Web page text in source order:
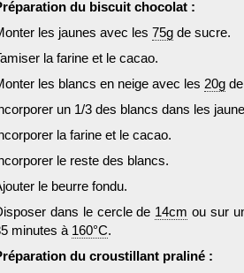
du biscuit chocolat :
les jaunes avec les 75g de sucre.
la farine et le cacao.
les blancs en neige avec les 20g
un 1/3 des blancs dans les
la farine et le cacao.
le reste des blancs.
le beurre fondu.
dans le cercle de 14cm ou sur
minutes à 160°C.
du croustillant praliné :